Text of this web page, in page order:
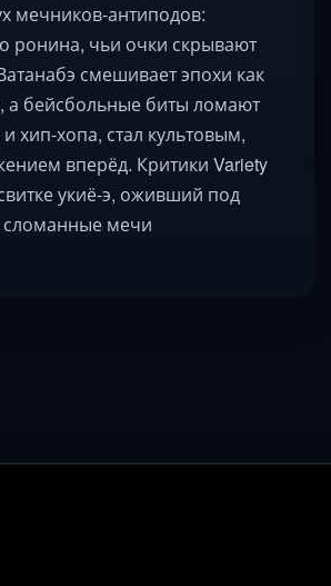
мечников-антиподов:
ронина, чьи очки скрывают
смешивает эпохи как
а бейсбольные биты ломают
хип-хопа, стал культовым,
вперёд. Критики Variety
укиё-э, оживший под
сломанные мечи